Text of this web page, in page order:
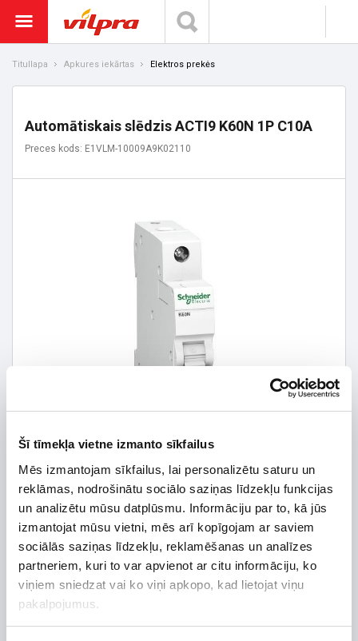
Šī tīmekļa vietne izmanto sīkfailus
Mēs izmantojam sīkfailus, lai personalizētu saturu un
reklāmas, nodrošinātu sociālo saziņas līdzekļu funkcijas
un analizētu mūsu datplūsmu. Informāciju par to, kā jūs
izmantojat mūsu vietni, mēs arī kopīgojam ar saviem
sociālās saziņas līdzekļu, reklamēšanas un analīzes
partneriem, kuri to var apvienot ar citu informāciju, ko
viņiem sniedzat vai ko viņi apkopo, kad lietojat viņu
pakalpojumus.
Titullapa Apkures iekārtas Elektros prekės
Automātiskais slēdzis ACTI9 K60N 1P C10A
Preces kods: E1VLM-10009A9K02110
4,17 € *
*Detalizētāku informāciju un cenu meklēt